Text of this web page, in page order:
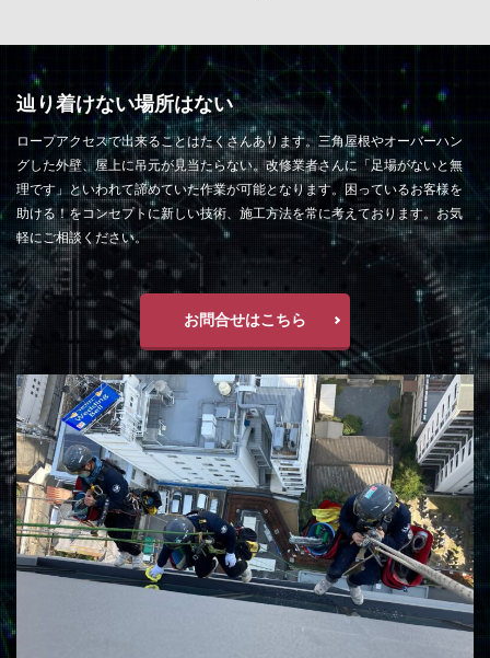
辿り着けない場所はない
ロープアクセスで出来ることはたくさんあります。三角屋根やオーバーハン
グした外壁、屋上に吊元が見当たらない。改修業者さんに「足場がないと無
理です」といわれて諦めていた作業が可能となります。困っているお客様を
助ける！をコンセプトに新しい技術、施工方法を常に考えております。お気
軽にご相談ください。
お問合せはこちら